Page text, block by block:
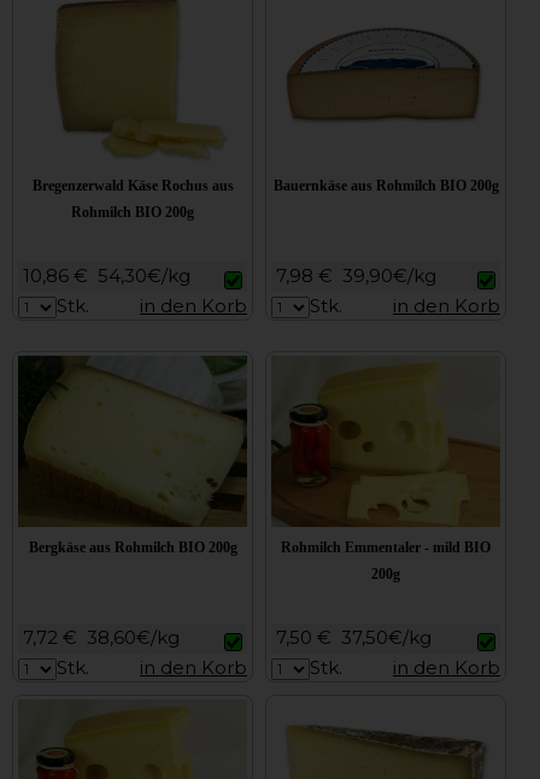
Bregenzerwald Käse Rochus aus
Rohmilch BIO 200g
10,86 € 54,30€/kg
Stk.
in den Korb
Bauernkäse aus Rohmilch BIO 200g
7,98 € 39,90€/kg
Stk.
in den Korb
Bergkäse aus Rohmilch BIO 200g
7,72 € 38,60€/kg
Stk.
in den Korb
Rohmilch Emmentaler - mild BIO
200g
7,50 € 37,50€/kg
Stk.
in den Korb